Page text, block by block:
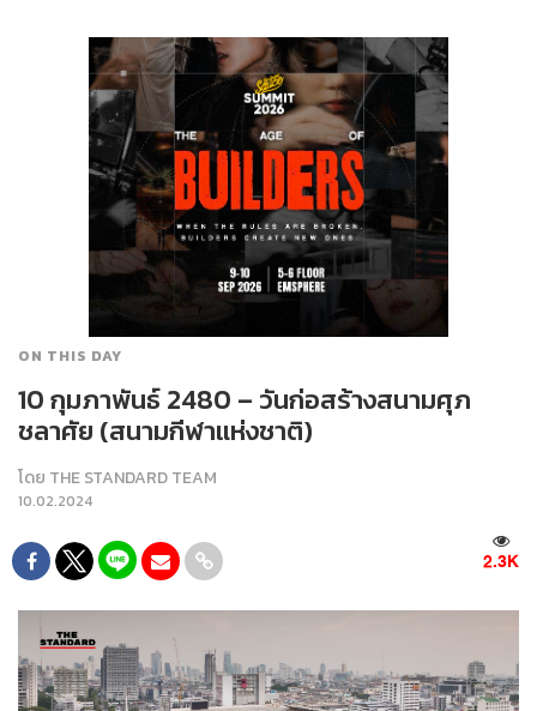
ON THIS DAY
10 กุมภาพันธ์ 2480 – วันก่อสร้างสนามศุภ
ชลาศัย (สนามกีฬาแห่งชาติ)
โดย THE STANDARD TEAM
10.02.2024
2.3K